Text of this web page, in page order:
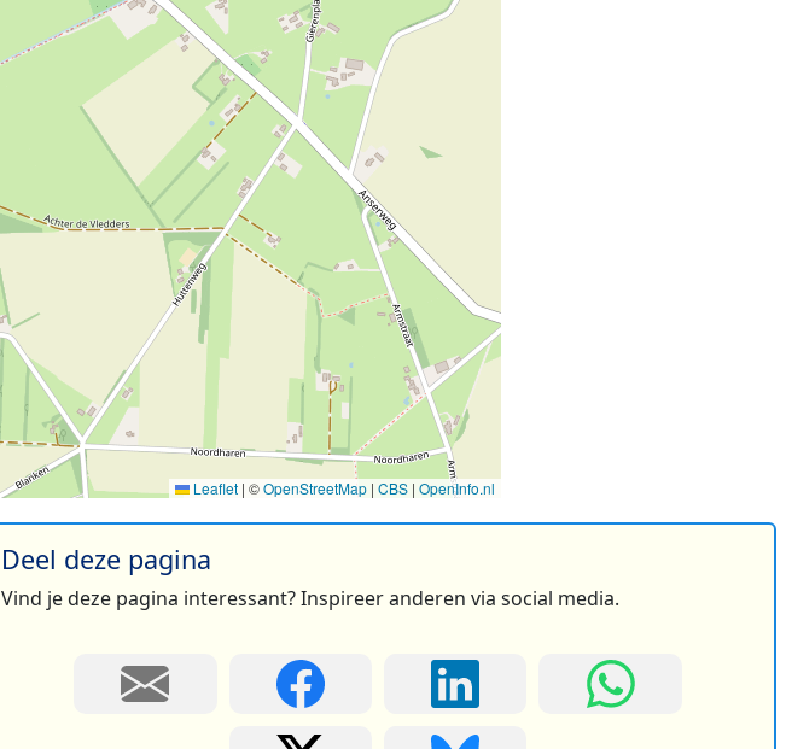
Leaflet | ©OpenStreetMap | CBS | OpenInfo.nl
Deel deze pagina
Vind je deze pagina interessant? Inspireer anderen via social media.